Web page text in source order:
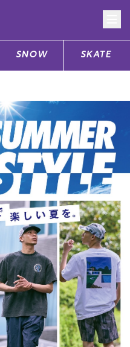
SUPPORT
ご利用ガイド
会員ランク
店頭受取サービス
ギフトラッピング
アフターサポート
下取り保証について
SNOW SKATE